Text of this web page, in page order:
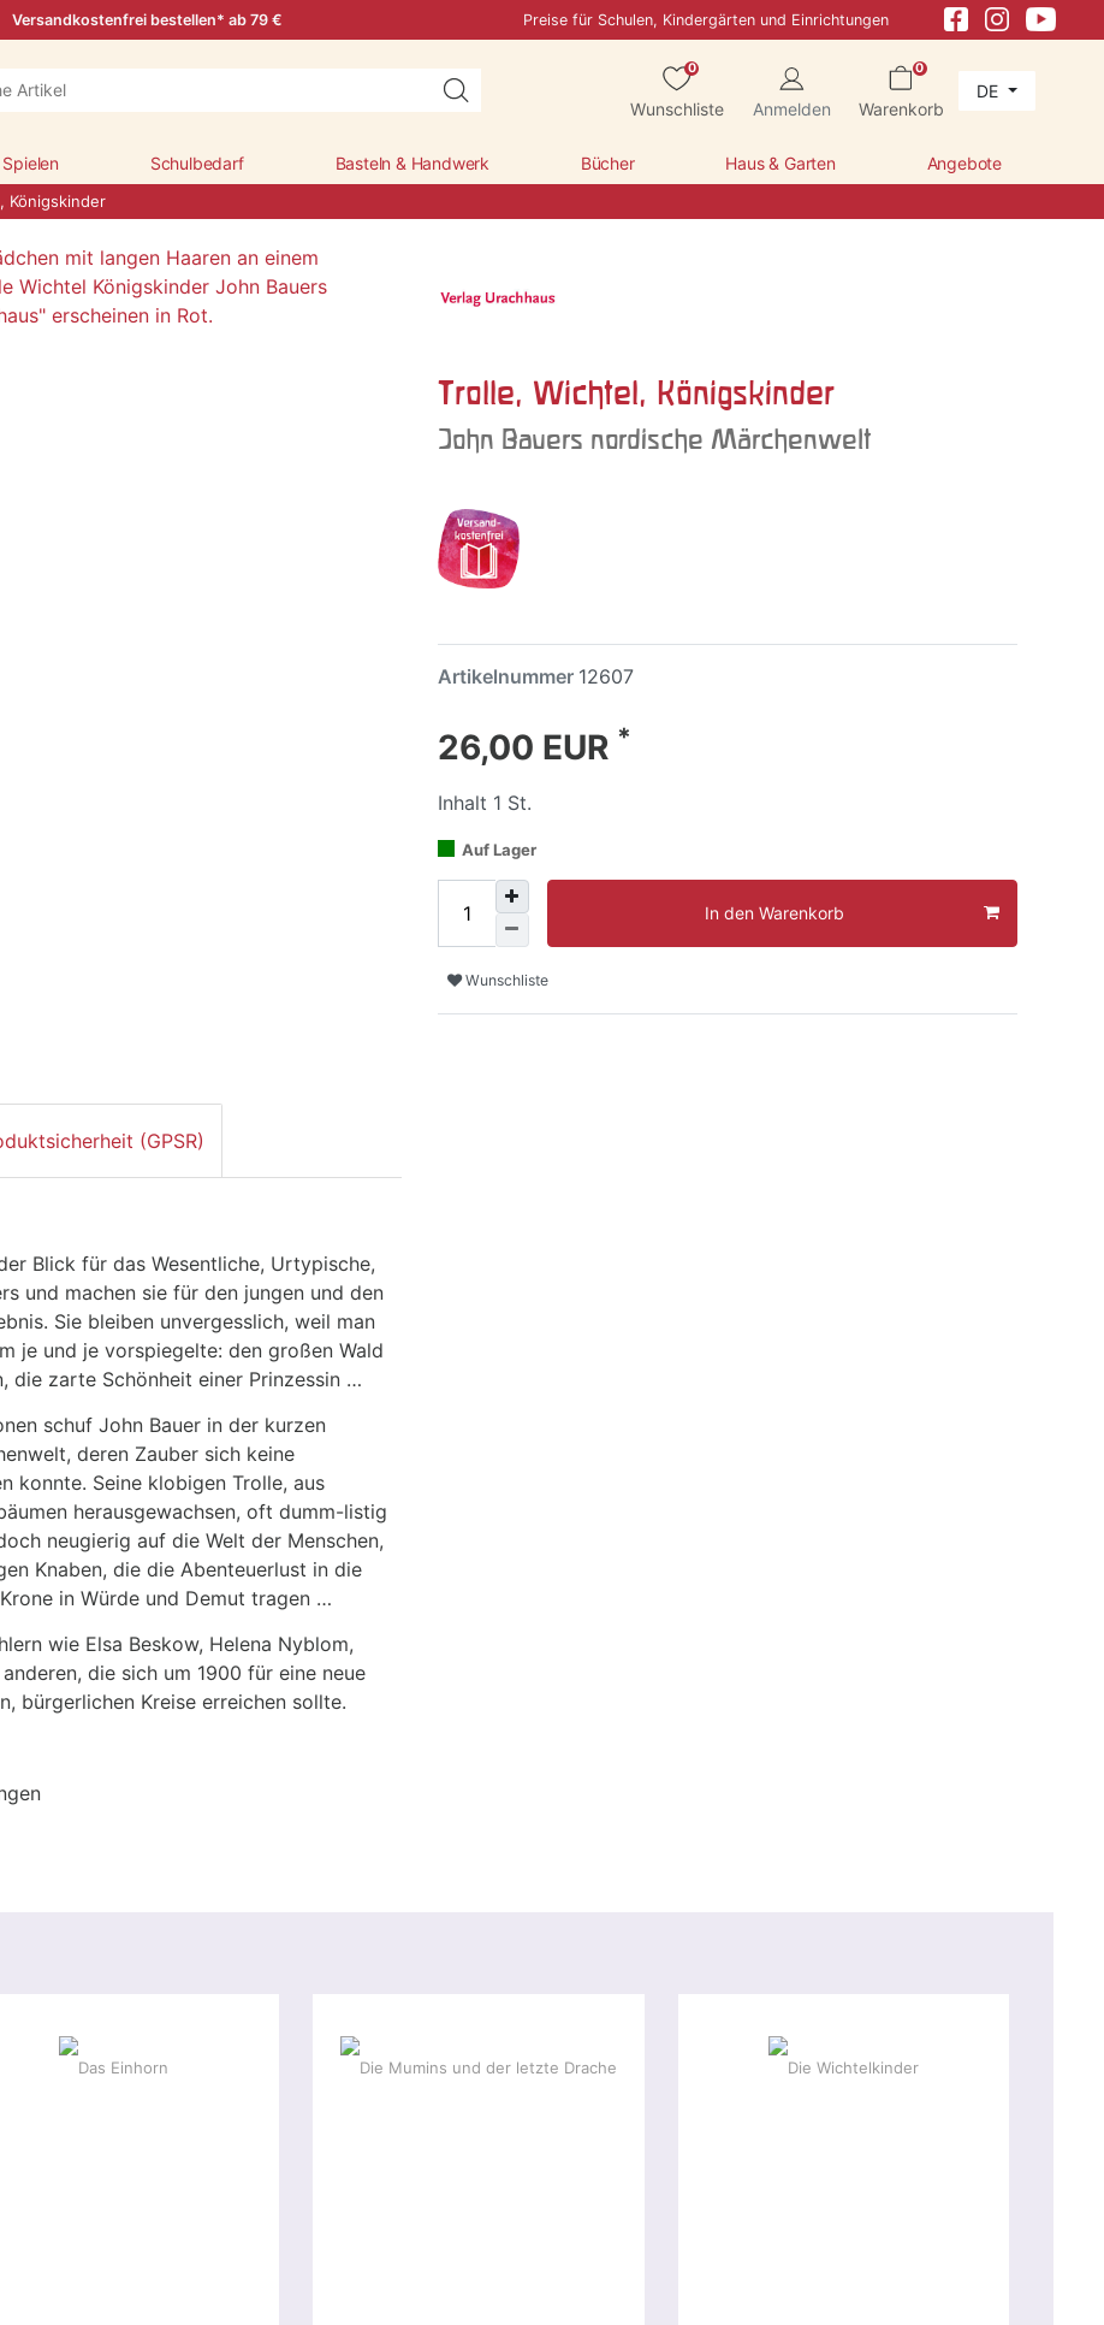
Versandkostenfrei bestellen* ab 79 € Preise für Schulen, Kindergärten und Einrichtungen
0
Wunschliste Anmelden
0
Warenkorb
DE
Spielen Schulbedarf Basteln & Handwerk Bücher Haus & Garten Angebote
Königskinder
Trolle, Wichtel, Königskinder
John Bauers nordische Märchenwelt
Artikelnummer 12607
26,00 EUR *
Inhalt 1 St.
Auf Lager
In den Warenkorb
Wunschliste
(GPSR)
Blick für das Wesentliche, Urtypische,
und machen sie für den jungen und den
Sie bleiben unvergesslich, weil man
je und je vorspiegelte: den großen Wald
die zarte Schönheit einer Prinzessin …
schuf John Bauer in der kurzen
deren Zauber sich keine
konnte. Seine klobigen Trolle, aus
herausgewachsen, oft dumm-listig
neugierig auf die Welt der Menschen,
Knaben, die die Abenteuerlust in die
in Würde und Demut tragen …
wie Elsa Beskow, Helena Nyblom,
die sich um 1900 für eine neue
bürgerlichen Kreise erreichen sollte.